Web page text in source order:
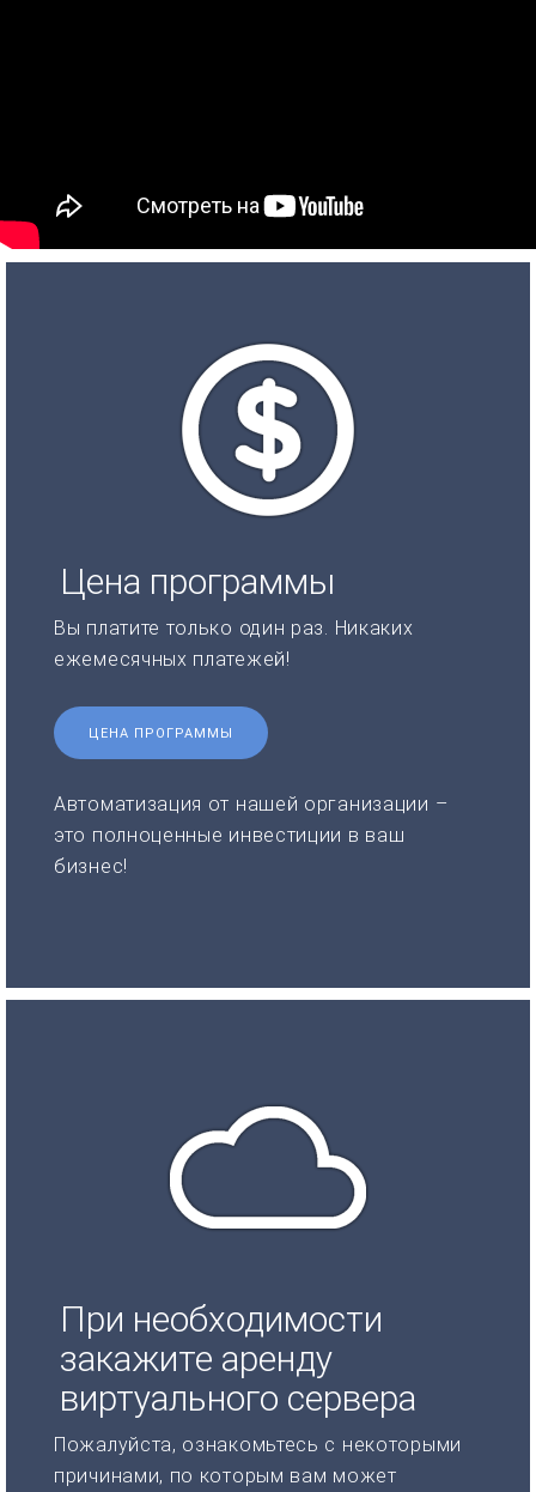
Цена программы
Вы платите только один раз. Никаких
ежемесячных платежей!
ЦЕНА ПРОГРАММЫ
Автоматизация от нашей организации –
это полноценные инвестиции в ваш
бизнес!
При необходимости
закажите аренду
виртуального сервера
Пожалуйста, ознакомьтесь с некоторыми
причинами, по которым вам может